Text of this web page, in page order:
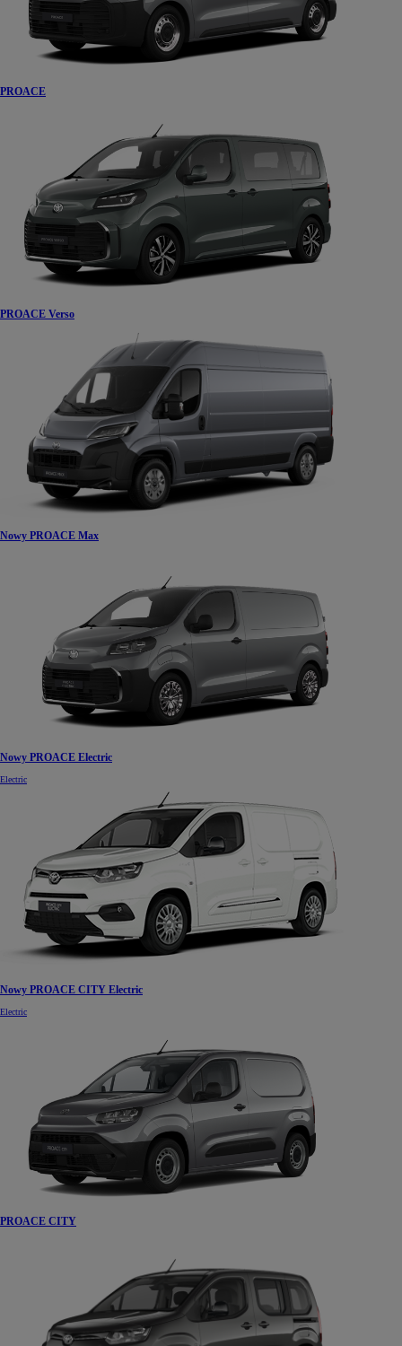
PROACE
PROACE Verso
Nowy PROACE Max
Nowy PROACE Electric
Electric
Nowy PROACE CITY Electric
Electric
PROACE CITY